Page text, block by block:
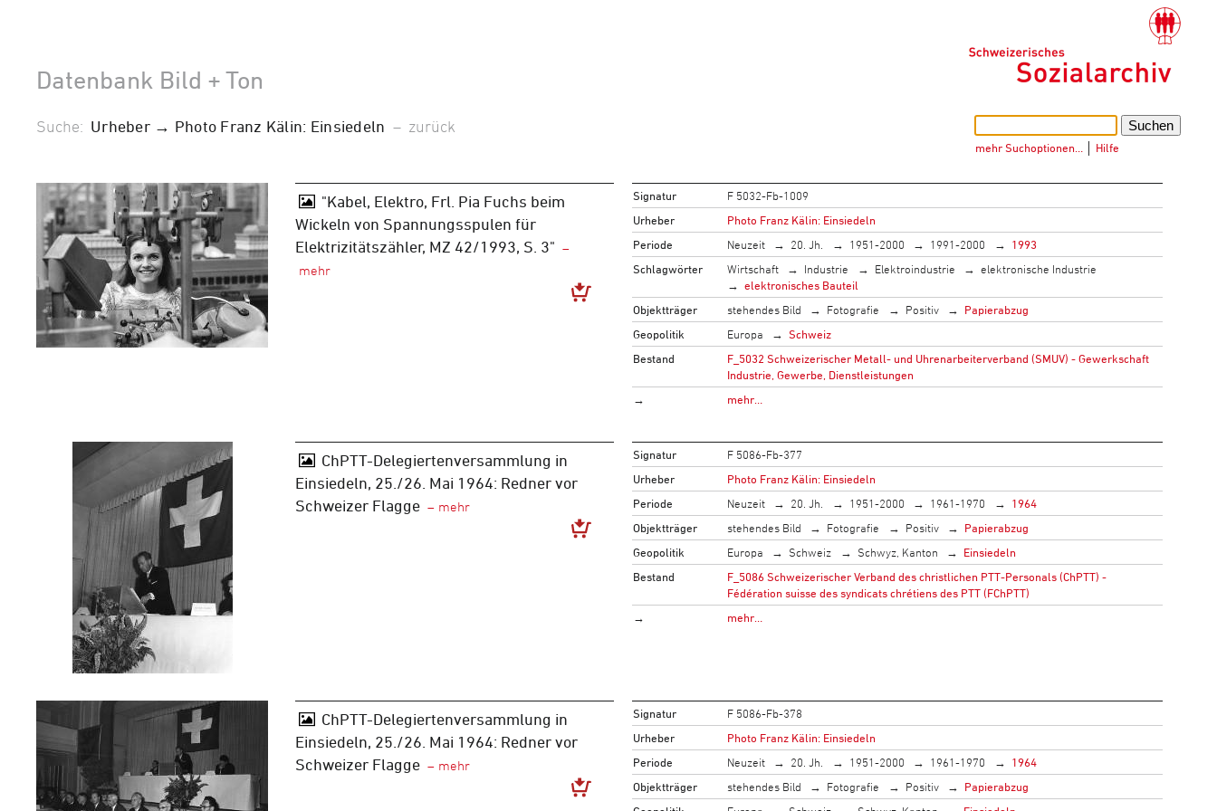
Datenbank Bild + Ton
mehr Suchoptionen… Hilfe
Suche: Urheber → Photo Franz Kälin: Einsiedeln – zurück
"Kabel, Elektro, Frl. Pia Fuchs beim
Wickeln von Spannungsspulen für
Elektrizitätszähler, MZ 42/1993, S. 3"
Signatur
F 5032-Fb-1009
Urheber
Photo Franz Kälin: Einsiedeln
Periode
Neuzeit 20. Jh. 1951-2000 1991-2000
1993
Schlagwörter
Wirtschaft Industrie Elektroindustrie
elektronische Industrie
elektronisches Bauteil
Objektträger
stehendes Bild Fotografie Positiv
Papierabzug
Geopolitik
Europa
Schweiz
Bestand
F_5032 Schweizerischer Metall- und Uhrenarbeiterverband (SMUV) - Gewerkschaft
Industrie, Gewerbe, Dienstleistungen
→
mehr…
ChPTT-Delegiertenversammlung in
Einsiedeln, 25./26. Mai 1964: Redner vor
Schweizer Flagge
Signatur
F 5086-Fb-377
Urheber
Photo Franz Kälin: Einsiedeln
Periode
Neuzeit 20. Jh. 1951-2000 1961-1970
1964
Objektträger
stehendes Bild Fotografie Positiv
Papierabzug
Geopolitik
Europa Schweiz Schwyz, Kanton
Einsiedeln
Bestand
F_5086 Schweizerischer Verband des christlichen PTT-Personals (ChPTT) -
Fédération suisse des syndicats chrétiens des PTT (FChPTT)
→
mehr…
ChPTT-Delegiertenversammlung in
Einsiedeln, 25./26. Mai 1964: Redner vor
Schweizer Flagge
Signatur
F 5086-Fb-378
Urheber
Photo Franz Kälin: Einsiedeln
Periode
Neuzeit 20. Jh. 1951-2000 1961-1970
1964
Objektträger
stehendes Bild Fotografie Positiv
Papierabzug